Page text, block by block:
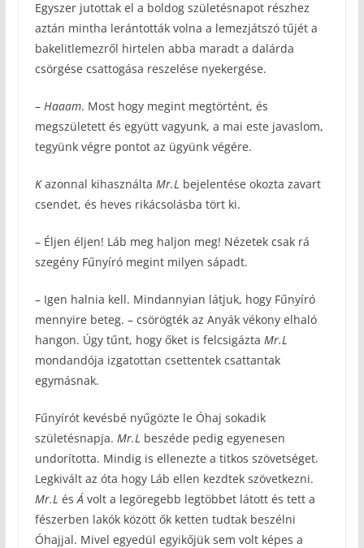
Egyszer jutottak el a boldog születésnapot részhez
aztán mintha lerántották volna a lemezjátszó tűjét a
bakelitlemezről hirtelen abba maradt a dalárda
csörgése csattogása reszelése nyekergése.
– Haaam. Most hogy megint megtörtént, és
megszületett és együtt vagyunk, a mai este javaslom,
tegyünk végre pontot az ügyünk végére.
Kazonnal kihasználta Mr.L bejelentése okozta zavart
csendet, és heves rikácsolásba tört ki.
– Éljen éljen! Láb meg haljon meg! Nézetek csak rá
szegény Fűnyíró megint milyen sápadt.
– Igen halnia kell. Mindannyian látjuk, hogy Fűnyíró
mennyire beteg. – csörögték az Anyák vékony elhaló
hangon. Úgy tűnt, hogy őket is felcsigázta Mr.L
mondandója izgatottan csettentek csattantak
egymásnak.
Fűnyírót kevésbé nyűgözte le Óhaj sokadik
születésnapja. Mr.L beszéde pedig egyenesen
undorította. Mindig is ellenezte a titkos szövetséget.
Legkivált az óta hogy Láb ellen kezdtek szövetkezni.
Mr.L és Ávolt a legöregebb legtöbbet látott és tett a
fészerben lakók között ők ketten tudtak beszélni
Óhajjal. Mivel egyedül egyikőjük sem volt képes a